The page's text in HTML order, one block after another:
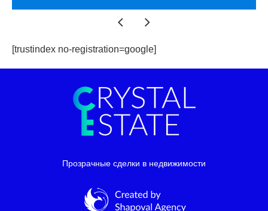
[trustindex no-registration=google]
Прозрачные сделки в недвижимости